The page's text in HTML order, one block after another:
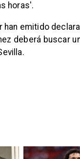
horas'.
han emitido
deberá buscar